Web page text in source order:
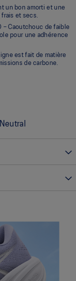
un bon amorti et une
et secs.
– Caoutchouc de faible
pour une adhérence
est fait de matière
de carbone.